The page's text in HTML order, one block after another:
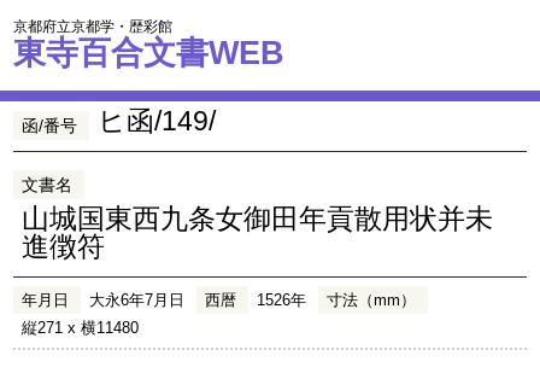
京都府立京都学・歴彩館
東寺百合文書WEB
函/番号 ヒ函/149/
文書名
山城国東西九条女御田年貢散用状并未
進徴符
年月日 大永6年7月日 西暦 1526年
寸法（mm）
縦271 x 横11480